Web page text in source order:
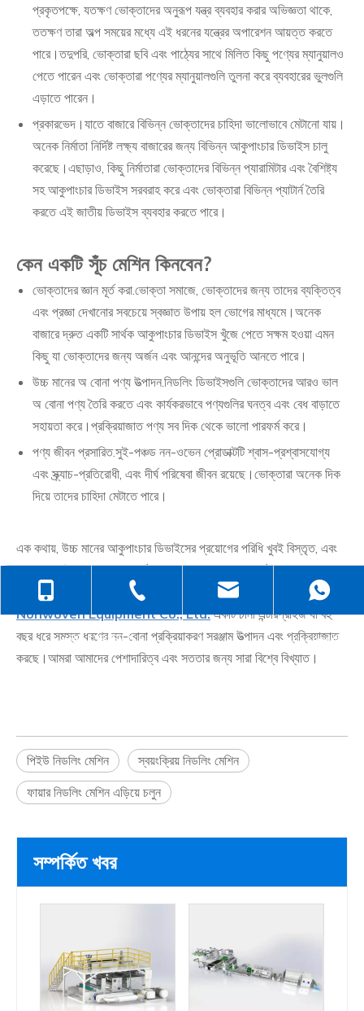
প্রকৃতপক্ষে, যতক্ষণ ভোক্তাদের অনুরূপ যন্ত্র ব্যবহার করার অভিজ্ঞতা থাকে,
ততক্ষণ তারা অল্প সময়ের মধ্যে এই ধরনের যন্ত্রের অপারেশন আয়ত্ত করতে
পারে।তদুপরি, ভোক্তারা ছবি এবং পাঠ্যের সাথে মিলিত কিছু পণ্যের ম্যানুয়ালও
পেতে পারেন এবং ভোক্তারা পণ্যের ম্যানুয়ালগুলি তুলনা করে ব্যবহারের ভুলগুলি
এড়াতে পারেন।
প্রকারভেদ।যাতে বাজারে বিভিন্ন ভোক্তাদের চাহিদা ভালোভাবে মেটানো যায়।
অনেক নির্মাতা নির্দিষ্ট লক্ষ্য বাজারের জন্য বিভিন্ন আকুপাংচার ডিভাইস চালু
করেছে।এছাড়াও, কিছু নির্মাতারা ভোক্তাদের বিভিন্ন প্যারামিটার এবং বৈশিষ্ট্য
সহ আকুপাংচার ডিভাইস সরবরাহ করে এবং ভোক্তারা বিভিন্ন প্যাটার্ন তৈরি
করতে এই জাতীয় ডিভাইস ব্যবহার করতে পারে।
কেন একটি সূঁচ মেশিন কিনবেন?
ভোক্তাদের জ্ঞান মূর্ত করা.ভোক্তা সমাজে, ভোক্তাদের জন্য তাদের ব্যক্তিত্ব
এবং প্রজ্ঞা দেখানোর সবচেয়ে স্বজ্ঞাত উপায় হল ভোগের মাধ্যমে।অনেক
বাজারে দ্রুত একটি সার্থক আকুপাংচার ডিভাইস খুঁজে পেতে সক্ষম হওয়া এমন
কিছু যা ভোক্তাদের জন্য অর্জন এবং আনন্দের অনুভূতি আনতে পারে।
উচ্চ মানের অ বোনা পণ্য উত্পাদন.নিডলিং ডিভাইসগুলি ভোক্তাদের আরও ভাল
অ বোনা পণ্য তৈরি করতে এবং কার্যকরভাবে পণ্যগুলির ঘনত্ব এবং বেধ বাড়াতে
সহায়তা করে।প্রক্রিয়াজাত পণ্য সব দিক থেকে ভালো পারফর্ম করে।
পণ্য জীবন প্রসারিত.সুই-পঞ্চড নন-ওভেন প্রোডাক্টটি শ্বাস-প্রশ্বাসযোগ্য
এবং স্ক্র্যাচ-প্রতিরোধী, এবং দীর্ঘ পরিষেবা জীবন রয়েছে।ভোক্তারা অনেক দিক
দিয়ে তাদের চাহিদা মেটাতে পারে।
এক কথায়, উচ্চ মানের আকুপাংচার ডিভাইসের প্রয়োগের পরিধি খুবই বিস্তৃত, এবং
ভোক্তারা এই ধরনের যন্ত্রের সর্বোচ্চ মান আরও ভালভাবে প্রদর্শন করতে তাদের
বুদ্ধিমত্তার জন্য সম্পূর্ণ খেলা দিতে পারে।
Changshu Weicheng
Nonwoven Equipment Co., Ltd.একটি চীনা এন্টারপ্রাইজ যা বহু
বছর ধরে সমস্ত ধরণের নন-বোনা প্রক্রিয়াকরণ সরঞ্জাম উত্পাদন এবং প্রক্রিয়াজাত
করছে।আমরা আমাদের পেশাদারিত্ব এবং সততার জন্য সারা বিশ্বে বিখ্যাত।
পিইউ নিডলিং মেশিন
স্বয়ংক্রিয় নিডলিং মেশিন
ফায়ার নিডলিং মেশিন এড়িয়ে চলুন
সম্পর্কিত খবর
+86-138-6499-6670
+86-139-6232-6695
+86-512-5258-1232